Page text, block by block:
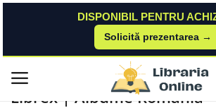
DISPONIBIL PENTRU
Solicită prezentarea →
Meniu principal
Albume Romania
Librex | Albume Romania